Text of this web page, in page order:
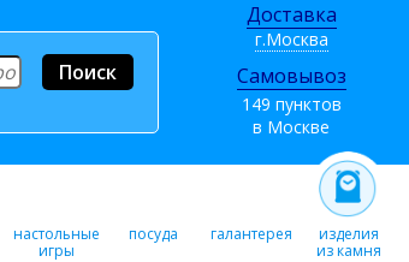
Доставка
г.Москва
Самовывоз
149 пунктов
в Москве
настольные
игры
посуда галантерея
изделия
из камня